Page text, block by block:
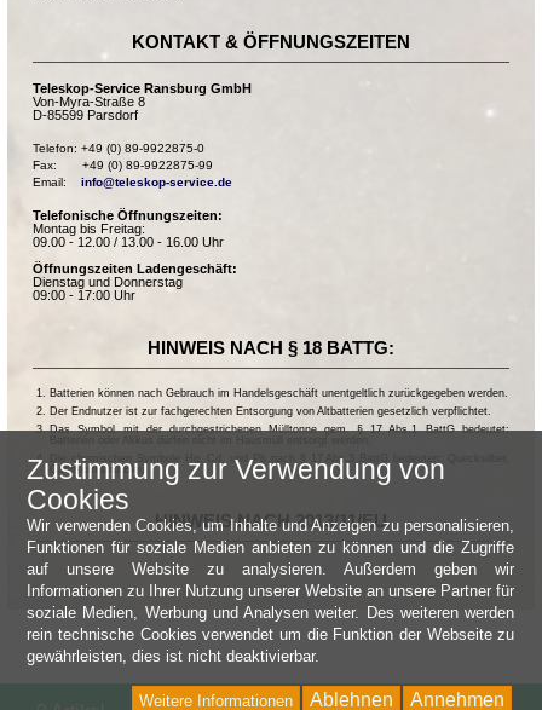
KONTAKT & ÖFFNUNGSZEITEN
Teleskop-Service Ransburg GmbH
Von-Myra-Straße 8
D-85599 Parsdorf
Telefon: +49 (0) 89-9922875-0
Fax:       +49 (0) 89-9922875-99
Email: info@teleskop-service.de
Telefonische Öffnungszeiten:
Montag bis Freitag:
09.00 - 12.00 / 13.00 - 16.00 Uhr
Öffnungszeiten Ladengeschäft:
Dienstag und Donnerstag
09:00 - 17:00 Uhr
HINWEIS NACH § 18 BATTG:
Batterien können nach Gebrauch im Handelsgeschäft unentgeltlich zurückgegeben werden.
Der Endnutzer ist zur fachgerechten Entsorgung von Altbatterien gesetzlich verpflichtet.
Das Symbol mit der durchgestrichenen Mülltonne gem. § 17 Abs.1 BattG bedeutet:
Die chemischen Symbole Hg, Cd, und Pb nach § 17 Abs.3 BattG bedeuten: Quecksilber,
Cadmium und Blei.
HINWEIS NACH 2013/11/EU
Zustimmung zur Verwendung von
Cookies
Wir verwenden Cookies, um Inhalte und Anzeigen zu personalisieren,
Funktionen für soziale Medien anbieten zu können und die Zugriffe
auf unsere Website zu analysieren. Außerdem geben wir
Informationen zu Ihrer Nutzung unserer Website an unsere Partner für
soziale Medien, Werbung und Analysen weiter. Des weiteren werden
rein technische Cookies verwendet um die Funktion der Webseite zu
gewährleisten, dies ist nicht deaktivierbar.
Annehmen
Ablehnen
Weitere Informationen